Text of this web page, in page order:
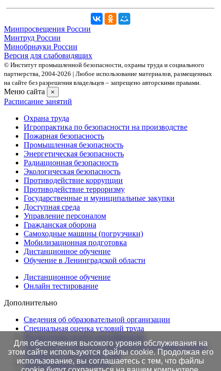
Минпросвещения России
Минтруд России
Минобрнауки России
Версия для слабовидящих
© Институт промышленной безопасности, охраны труда и социального
партнерства, 2004- 2026 | Любое использование материалов, размещенных
на сайте без разрешения владельцев – запрещено авторскими правами.
Меню сайта ×
Расписание занятий
Охрана труда
Игропрактика по безопасности на производстве
Пожарная безопасность
Промышленная безопасность
Энергетическая безопасность
Радиационная безопасность
Экологическая безопасность
Противодействие коррупции
Противодействие терроризму
Государственные и муниципальные закупки
Доступная среда
Управление персоналом
Гражданская оборона
Самоходные машины (погрузчики)
Мобилизационная подготовка
Дистанционное обучение
Обучение в Ленинградской области
Дистанционное обучение
Онлайн тестирование
Дополнительно
Сведения об образовательной организации
Cпециальная оценка условий труда
Проверка подлинности протоколов в Едином портале
Готовность документов ТАК
Нормативные документы
Для обеспечения высокого уровня обслуживания на
этом сайте используются файлы cookie. Продолжая его
использование, вы соглашаетесь с тем, что файлы